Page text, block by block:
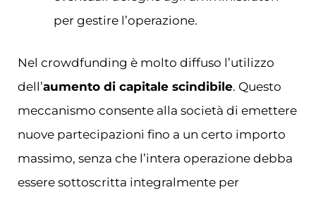
per gestire l’operazione.
Nel crowdfunding è molto diffuso l’utilizzo
dell’aumento di capitale scindibile. Questo
meccanismo consente alla società di emettere
nuove partecipazioni fino a un certo importo
massimo, senza che l’intera operazione debba
essere sottoscritta integralmente per